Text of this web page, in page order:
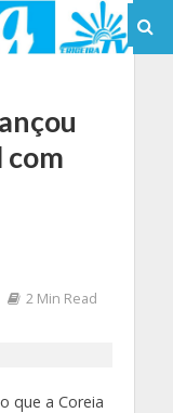
com
2 Min Read
que a Coreia